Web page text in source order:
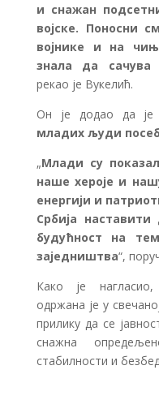
и снажан
војске. Поносни
војнике и на
знала да сачува
рекао је Вукелић.
Он је додао да је
младих људи
„Млади су
наше хероје и
енергији и
Србија
будућност на
заједништва“,
Како је нагласио,
одржана је у
прилику да се
снажна
стабилности и